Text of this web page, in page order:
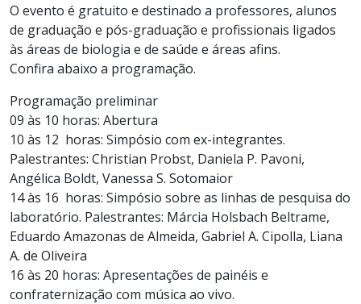
O evento é gratuito e destinado a professores, alunos
de graduação e pós-graduação e profissionais ligados
às áreas de biologia e de saúde e áreas afins.
Confira abaixo a programação.
Programação preliminar
09 às 10 horas: Abertura
10 às 12 horas: Simpósio com ex-integrantes.
Palestrantes: Christian Probst, Daniela P. Pavoni,
Angélica Boldt, Vanessa S. Sotomaior
14 às 16 horas: Simpósio sobre as linhas de pesquisa do
laboratório. Palestrantes: Márcia Holsbach Beltrame,
Eduardo Amazonas de Almeida, Gabriel A. Cipolla, Liana
A. de Oliveira
16 às 20 horas: Apresentações de painéis e
confraternização com música ao vivo.